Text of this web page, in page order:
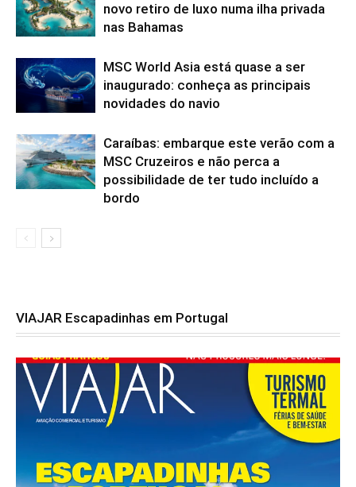
novo retiro de luxo numa ilha privada
nas Bahamas
MSC World Asia está quase a ser
inaugurado: conheça as principais
novidades do navio
Caraíbas: embarque este verão com a
MSC Cruzeiros e não perca a
possibilidade de ter tudo incluído a
bordo
VIAJAR Escapadinhas em Portugal